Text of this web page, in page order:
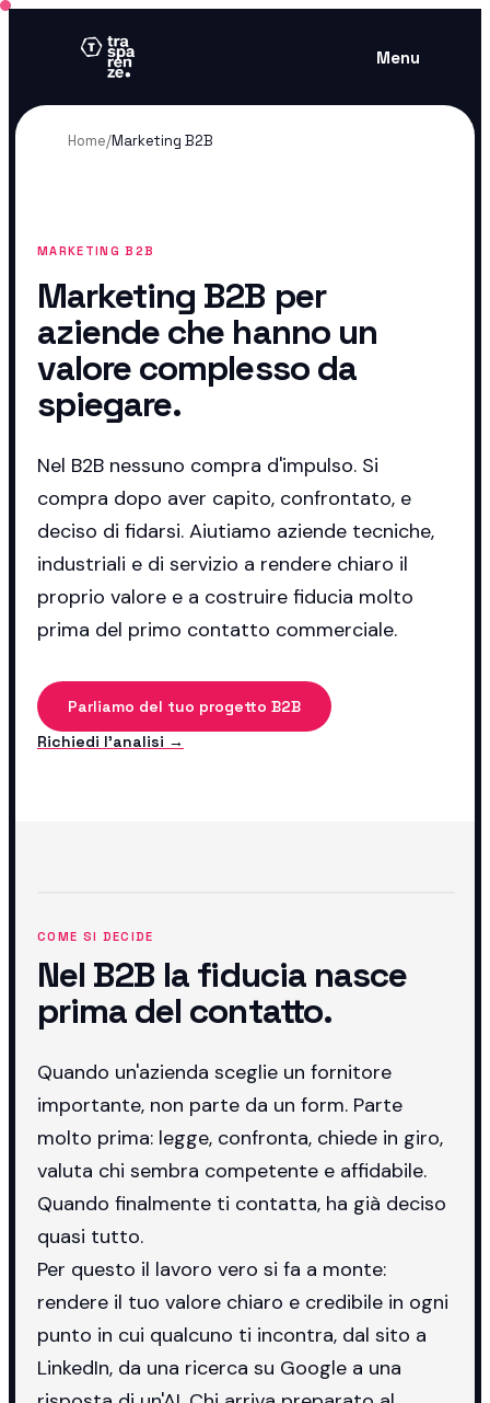
Menu
Home/Marketing B2B
MARKETING B2B
Marketing B2B per
aziende che hanno un
valore complesso da
spiegare.
Nel B2B nessuno compra d'impulso. Si
compra dopo aver capito, confrontato, e
deciso di fidarsi. Aiutiamo aziende tecniche,
industriali e di servizio a rendere chiaro il
proprio valore e a costruire fiducia molto
prima del primo contatto commerciale.
Parliamo del tuo progetto B2B
Richiedi l'analisi →
COME SI DECIDE
Nel B2B la fiducia nasce
prima del contatto.
Quando un'azienda sceglie un fornitore
importante, non parte da un form. Parte
molto prima: legge, confronta, chiede in giro,
valuta chi sembra competente e affidabile.
Quando finalmente ti contatta, ha già deciso
quasi tutto.
Per questo il lavoro vero si fa a monte:
rendere il tuo valore chiaro e credibile in ogni
punto in cui qualcuno ti incontra, dal sito a
LinkedIn, da una ricerca su Google a una